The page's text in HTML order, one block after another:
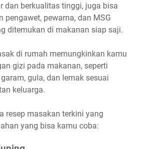
dan berkualitas tinggi, juga bisa
pengawet, pewarna, dan MSG
ditemukan di makanan siap saji.
di rumah memungkinkan kamu
gizi pada makanan, seperti
gula, dan lemak sesuai
keluarga.
resep masakan terkini yang
yang bisa kamu coba: